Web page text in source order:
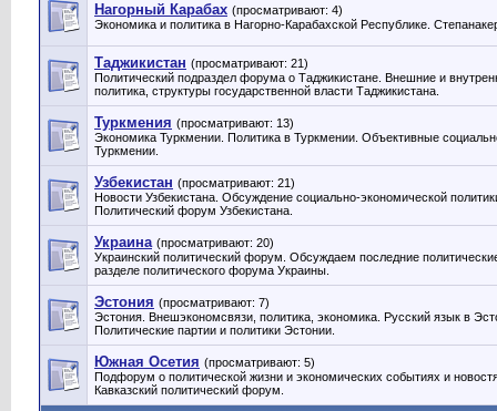
Нагорный Карабах (просматривают: 4)
Экономика и политика в Нагорно-Карабахской Республике.
Таджикистан (просматривают: 21)
Политический подраздел форума о Таджикистане. Внешние и
политика, структуры государственной власти Таджикистана.
Туркмения (просматривают: 13)
Экономика Туркмении. Политика в Туркмении. Объективные
Туркмении.
Узбекистан (просматривают: 21)
Новости Узбекистана. Обсуждение социально-экономической
Политический форум Узбекистана.
Украина (просматривают: 20)
Украинский политический форум. Обсуждаем последние
разделе политического форума Украины.
Эстония (просматривают: 7)
Эстония. Внешэкономсвязи, политика, экономика. Русский язык в
Политические партии и политики Эстонии‎.
Южная Осетия (просматривают: 5)
Подфорум о политической жизни и экономических событиях и
Кавказский политический форум.